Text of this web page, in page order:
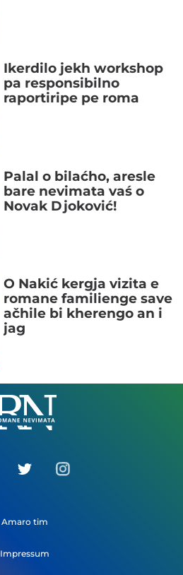
Ikerdilo jekh workshop
pa responsibilno
raportiripe pe roma
Palal o bilaćho, aresle
bare nevimata vaś o
Novak Djoković!
O Nakić kergja vizita e
romane familienge save
ačhile bi kherengo an i
jag
Romane
Nemivata
Amaro tim
Impressum